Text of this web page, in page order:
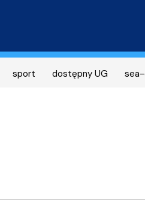
sport dostępny UG